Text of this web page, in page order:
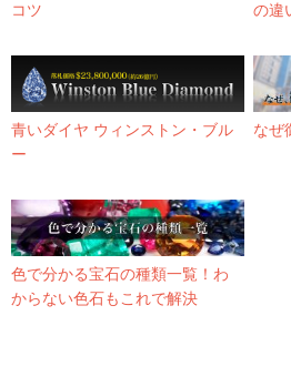
コツ
の違
青いダイヤ ウィンストン・ブル
ー
なぜ
色で分かる宝石の種類一覧！わ
からない色石もこれで解決